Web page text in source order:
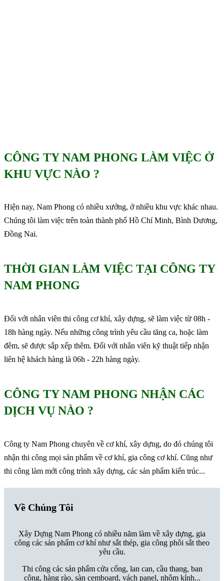
CÔNG TY NAM PHONG LÀM VIỆC Ở
KHU VỰC NÀO ?
Hiện nay, Nam Phong có nhiều xưởng, ở nhiều khu vực khác nhau.
Chúng tôi làm việc trên toàn thành phố Hồ Chí Minh, Bình Dương,
Đồng Nai.
THỜI GIAN LÀM VIỆC TẠI CÔNG TY
NAM PHONG
Đối với nhân viên thi công cơ khí, xây dựng, sẽ làm việc từ 08h -
18h hàng ngày. Nếu những công trình yêu cầu tăng ca, hoặc làm
đêm, sẽ được sắp xếp thêm. Đối với nhân viên kỹ thuật tiếp nhận
liên hệ khách hàng là 06h - 22h hàng ngày.
CÔNG TY NAM PHONG NHẬN CÁC
DỊCH VỤ NÀO ?
Công ty Nam Phong chuyên về cơ khí, xây dựng, do đó chúng tôi
nhận thi công mọi sản phẩm về cơ khí, gia công cơ khí. Cũng như
thi công làm mới công trình xây dựng, các sản phẩm kiến trúc...
Về Chúng Tôi
Xây Dựng Nam Phong có nhiều năm làm về xây dựng, gia
công các sản phẩm cơ khí như sắt thép, gia công phôi sắt theo
yêu cầu.
Thi công các sản phẩm cửa cổng, lan can, cầu thang, ban
công, hàng rào, sàn cemboard, vách panel, nhôm kính...